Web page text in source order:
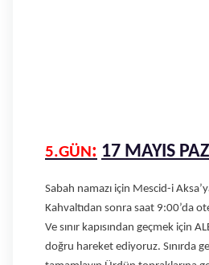
5.GÜN: 17 MAYIS
Sabah namazı için Mescid-i
Kahvaltıdan sonra saat 9:00’da
Ve sınır kapısından geçmek için
doğru hareket ediyoruz. Sınırda